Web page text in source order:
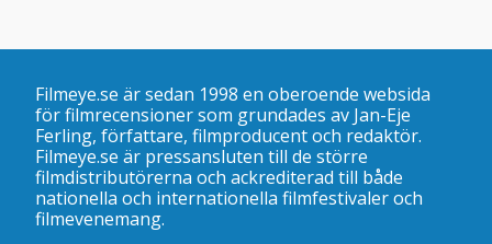
Filmeye.se är sedan 1998 en oberoende websida
för filmrecensioner som grundades av Jan-Eje
Ferling, författare, filmproducent och redaktör.
Filmeye.se är pressansluten till de större
filmdistributörerna och ackrediterad till både
nationella och internationella filmfestivaler och
filmevenemang.